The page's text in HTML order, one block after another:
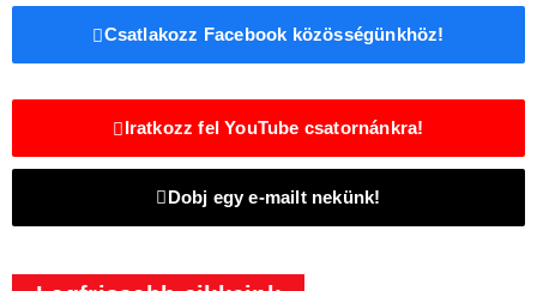
Csatlakozz Facebook közösségünkhöz!
Iratkozz fel YouTube csatornánkra!
Dobj egy e-mailt nekünk!